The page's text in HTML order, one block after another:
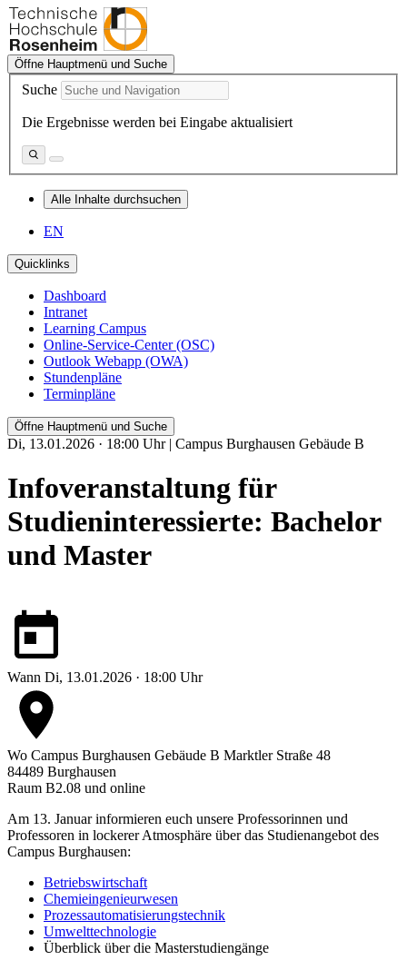
Öffne Hauptmenü und Suche
Suche
Die Ergebnisse werden bei Eingabe aktualisiert
Alle Inhalte durchsuchen
EN
Quicklinks
Dashboard
Intranet
Learning Campus
Online-Service-Center (OSC)
Outlook Webapp (OWA)
Stundenpläne
Terminpläne
Öffne Hauptmenü und Suche
Di, 13.01.2026 · 18:00 Uhr | Campus Burghausen Gebäude B
Infoveranstaltung für
Studieninteressierte: Bachelor
und Master
Wann Di, 13.01.2026 · 18:00 Uhr
Wo Campus Burghausen Gebäude B Marktler Straße 48
84489 Burghausen
Raum B2.08 und online
Am 13. Januar informieren euch unsere Professorinnen und
Professoren in lockerer Atmosphäre über das Studienangebot des
Campus Burghausen:
Betriebswirtschaft
Chemieingenieurwesen
Prozessautomatisierungstechnik
Umwelttechnologie
Überblick über die Masterstudiengänge